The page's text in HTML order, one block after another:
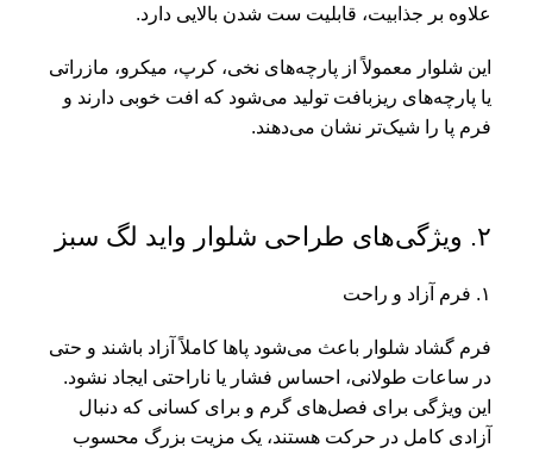
علاوه بر جذابیت، قابلیت ست شدن بالایی دارد.
این شلوار معمولاً از پارچه‌های نخی، کرپ، میکرو، مازراتی
یا پارچه‌های ریزبافت تولید می‌شود که افت خوبی دارند و
فرم پا را شیک‌تر نشان می‌دهند.
۲. ویژگی‌های طراحی شلوار واید لگ سبز
۱. فرم آزاد و راحت
فرم گشاد شلوار باعث می‌شود پاها کاملاً آزاد باشند و حتی
در ساعات طولانی، احساس فشار یا ناراحتی ایجاد نشود.
این ویژگی برای فصل‌های گرم و برای کسانی که دنبال
آزادی کامل در حرکت هستند، یک مزیت بزرگ محسوب